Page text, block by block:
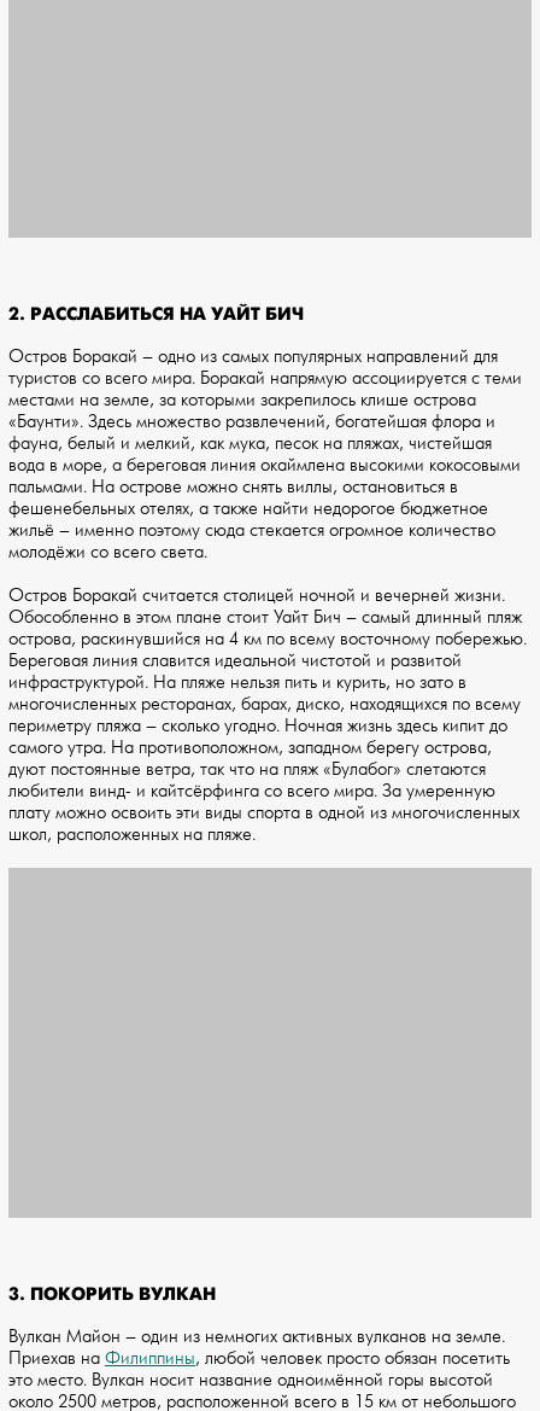
2. РАССЛАБИТЬСЯ НА УАЙТ БИЧ
Остров Боракай – одно из самых популярных направлений для
туристов со всего мира. Боракай напрямую ассоциируется с теми
местами на земле, за которыми закрепилось клише острова
«Баунти». Здесь множество развлечений, богатейшая флора и
фауна, белый и мелкий, как мука, песок на пляжах, чистейшая
вода в море, а береговая линия окаймлена высокими кокосовыми
пальмами. На острове можно снять виллы, остановиться в
фешенебельных отелях, а также найти недорогое бюджетное
жильё – именно поэтому сюда стекается огромное количество
молодёжи со всего света.
Остров Боракай считается столицей ночной и вечерней жизни.
Обособленно в этом плане стоит Уайт Бич – самый длинный пляж
острова, раскинувшийся на 4 км по всему восточному побережью.
Береговая линия славится идеальной чистотой и развитой
инфраструктурой. На пляже нельзя пить и курить, но зато в
многочисленных ресторанах, барах, диско, находящихся по всему
периметру пляжа – сколько угодно. Ночная жизнь здесь кипит до
самого утра. На противоположном, западном берегу острова,
дуют постоянные ветра, так что на пляж «Булабог» слетаются
любители винд- и кайтсёрфинга со всего мира. За умеренную
плату можно освоить эти виды спорта в одной из многочисленных
школ, расположенных на пляже.
3. ПОКОРИТЬ ВУЛКАН
Вулкан Майон – один из немногих активных вулканов на земле.
Приехав на Филиппины, любой человек просто обязан посетить
это место. Вулкан носит название одноимённой горы высотой
около 2500 метров, расположенной всего в 15 км от небольшого